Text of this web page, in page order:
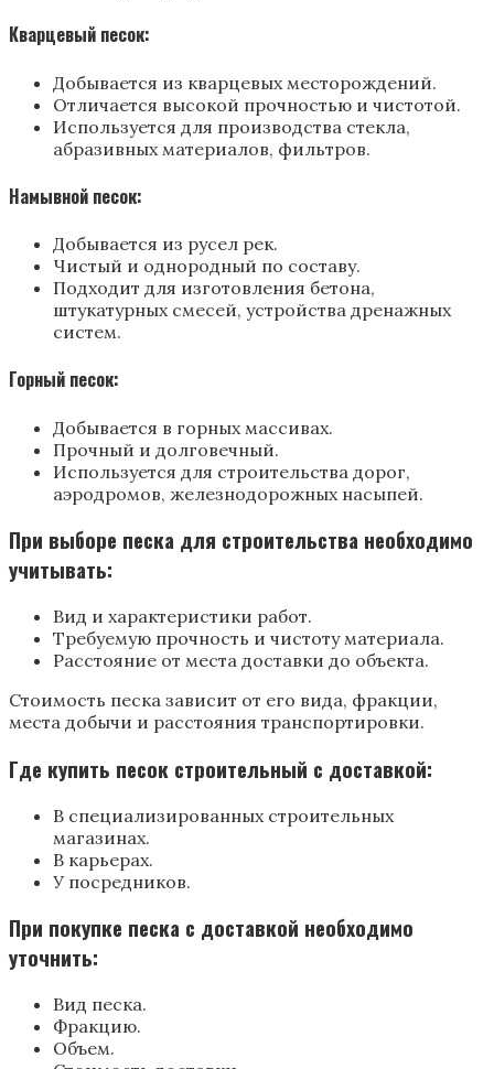
Кварцевый песок:
Добывается из кварцевых месторождений.
Отличается высокой прочностью и чистотой.
Используется для производства стекла,
абразивных материалов, фильтров.
Намывной песок:
Добывается из русел рек.
Чистый и однородный по составу.
Подходит для изготовления бетона,
штукатурных смесей, устройства дренажных
систем.
Горный песок:
Добывается в горных массивах.
Прочный и долговечный.
Используется для строительства дорог,
аэродромов, железнодорожных насыпей.
При выборе песка для строительства необходимо
учитывать:
Вид и характеристики работ.
Требуемую прочность и чистоту материала.
Расстояние от места доставки до объекта.
Стоимость песка зависит от его вида, фракции,
места добычи и расстояния транспортировки.
Где купить песок строительный с доставкой:
В специализированных строительных
магазинах.
В карьерах.
У посредников.
При покупке песка с доставкой необходимо
уточнить:
Вид песка.
Фракцию.
Объем.